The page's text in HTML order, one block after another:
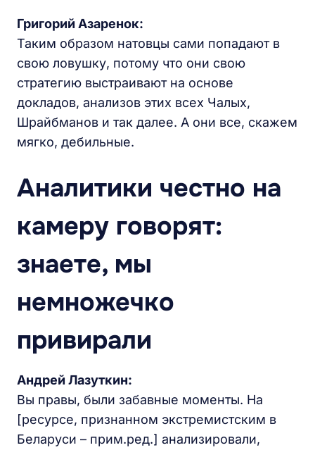
Григорий Азаренок:
Таким образом натовцы сами попадают в
свою ловушку, потому что они свою
стратегию выстраивают на основе
докладов, анализов этих всех Чалых,
Шрайбманов и так далее. А они все, скажем
мягко, дебильные.
Аналитики честно на
камеру говорят:
знаете, мы
немножечко
привирали
Андрей Лазуткин:
Вы правы, были забавные моменты. На
[ресурсе, признанном экстремистским в
Беларуси – прим.ред.] анализировали,